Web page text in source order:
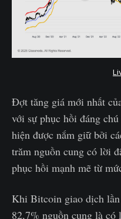
Đợt tăng giá mới nhất
với sự phục hồi đáng
hiện được nắm giữ bởi
trăm nguồn cung có lời
phục hồi mạnh mẽ từ
Khi Bitcoin giao dịch
82,7% nguồn cung là